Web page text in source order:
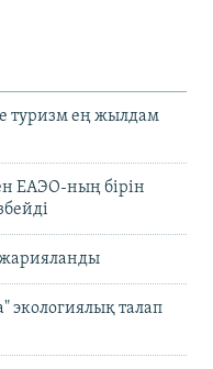
туризм ең жылдам
ЕАЭО-ның бірін
жарияланды
экологиялық талап